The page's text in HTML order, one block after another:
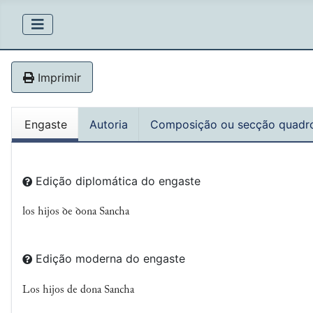
Imprimir
Engaste Autoria Composição ou secção
Edição diplomática do engaste
los hijos ꝺe ꝺona Sancha
Edição moderna do engaste
Los hijos de dona Sancha